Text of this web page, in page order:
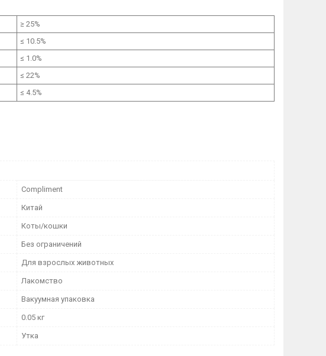
≥ 25%
≤ 10.5%
≤ 1.0%
≤ 22%
≤ 4.5%
Compliment
Китай
Коты/кошки
Без ограничений
Для взрослых животных
Лакомство
Вакуумная упаковка
0.05 кг
Утка